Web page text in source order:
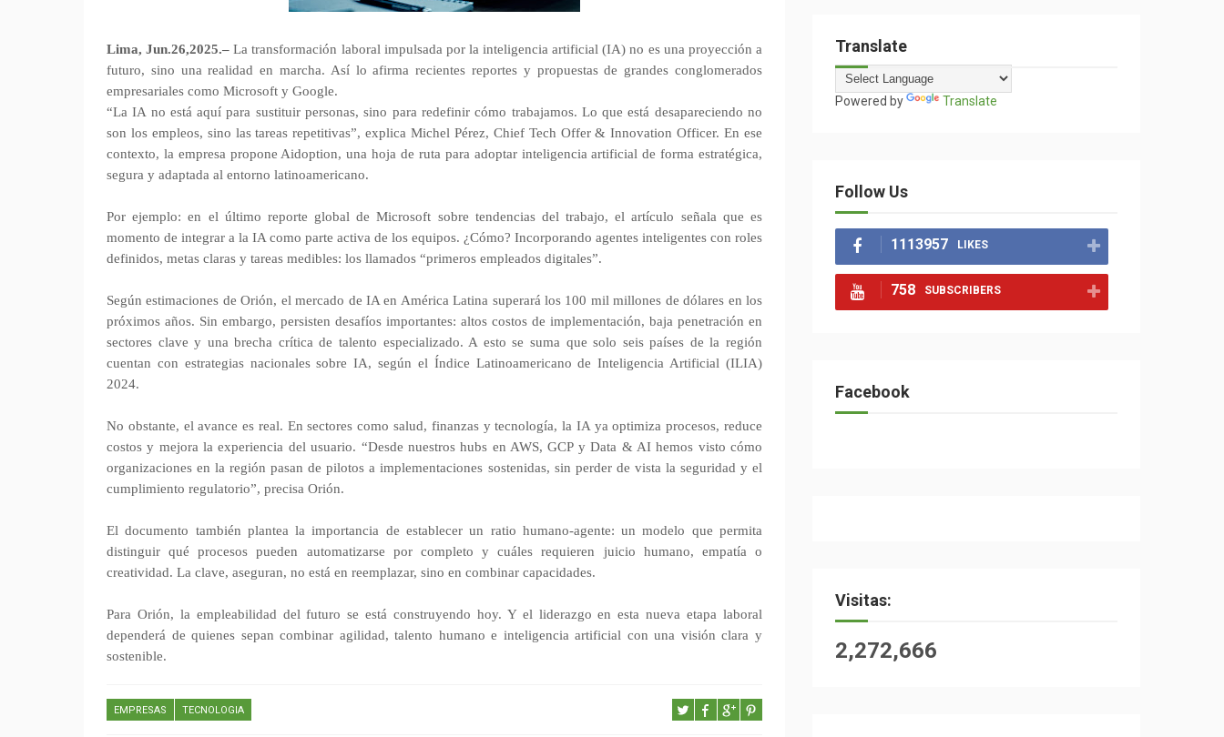
Lima, Jun.26,2025.– La transformación laboral impulsada por la inteligencia artificial (IA) no es una proyección a
futuro, sino una realidad en marcha. Así lo afirma recientes reportes y propuestas de grandes conglomerados
empresariales como Microsoft y Google.
“La IA no está aquí para sustituir personas, sino para redefinir cómo trabajamos. Lo que está desapareciendo no
son los empleos, sino las tareas repetitivas”, explica Michel Pérez, Chief Tech Offer & Innovation Officer. En ese
contexto, la empresa propone Aidoption, una hoja de ruta para adoptar inteligencia artificial de forma estratégica,
segura y adaptada al entorno latinoamericano.
Por ejemplo: en el último reporte global de Microsoft sobre tendencias del trabajo, el artículo señala que es
momento de integrar a la IA como parte activa de los equipos. ¿Cómo? Incorporando agentes inteligentes con roles
definidos, metas claras y tareas medibles: los llamados “primeros empleados digitales”.
Según estimaciones de Orión, el mercado de IA en América Latina superará los 100 mil millones de dólares en los
próximos años. Sin embargo, persisten desafíos importantes: altos costos de implementación, baja penetración en
sectores clave y una brecha crítica de talento especializado. A esto se suma que solo seis países de la región
cuentan con estrategias nacionales sobre IA, según el Índice Latinoamericano de Inteligencia Artificial (ILIA)
2024.
No obstante, el avance es real. En sectores como salud, finanzas y tecnología, la IA ya optimiza procesos, reduce
costos y mejora la experiencia del usuario. “Desde nuestros hubs en AWS, GCP y Data & AI hemos visto cómo
organizaciones en la región pasan de pilotos a implementaciones sostenidas, sin perder de vista la seguridad y el
cumplimiento regulatorio”, precisa Orión.
El documento también plantea la importancia de establecer un ratio humano-agente: un modelo que permita
distinguir qué procesos pueden automatizarse por completo y cuáles requieren juicio humano, empatía o
creatividad. La clave, aseguran, no está en reemplazar, sino en combinar capacidades.
Para Orión, la empleabilidad del futuro se está construyendo hoy. Y el liderazgo en esta nueva etapa laboral
dependerá de quienes sepan combinar agilidad, talento humano e inteligencia artificial con una visión clara y
sostenible.
EMPRESAS TECNOLOGIA
Translate
Powered by Translate
Follow Us
1113957 LIKES
758 SUBSCRIBERS
Facebook
Visitas:
2,272,666